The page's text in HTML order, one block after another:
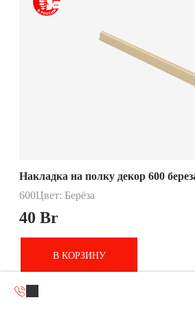
Накладка на полку декор 600
600Цвет: Берёза
40 Br
В КОРЗИНУ